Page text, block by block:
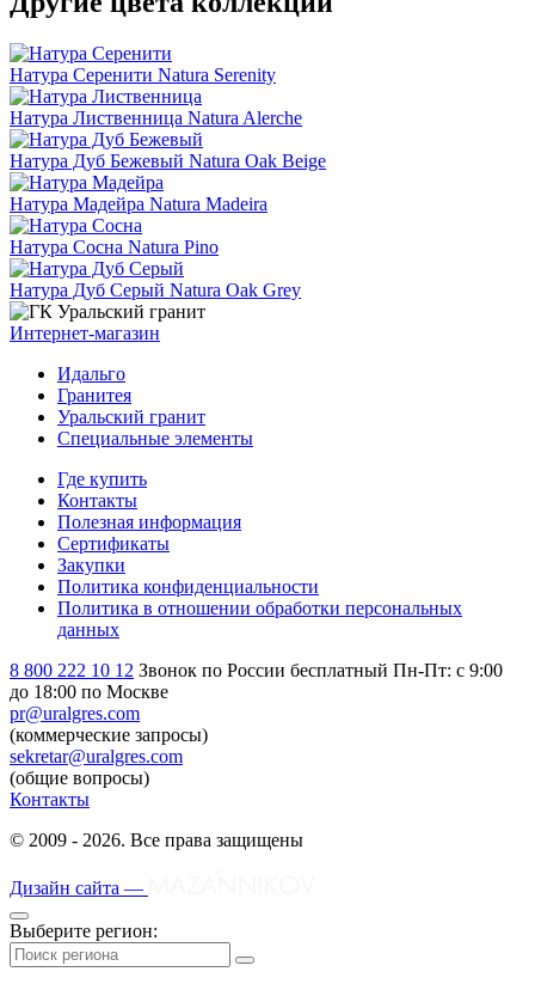
Натура Серенити Natura Serenity
Натура Лиственница Natura Alerche
Натура Дуб Бежевый Natura Oak Beige
Натура Мадейра Natura Madeira
Натура Сосна Natura Pino
Натура Дуб Серый Natura Oak Grey
Интернет-магазин
Идальго
Гранитея
Уральский гранит
Специальные элементы
Где купить
Контакты
Полезная информация
Сертификаты
Закупки
Политика конфиденциальности
Политика в отношении обработки персональных
данных
8 800 222 10 12 Звонок по России бесплатный Пн-Пт: с 9:00
до 18:00 по Москве
pr@uralgres.com
(коммерческие запросы)
sekretar@uralgres.com
(общие вопросы)
Контакты
© 2009 - 2026. Все права защищены
Дизайн сайта —
Выберите регион: